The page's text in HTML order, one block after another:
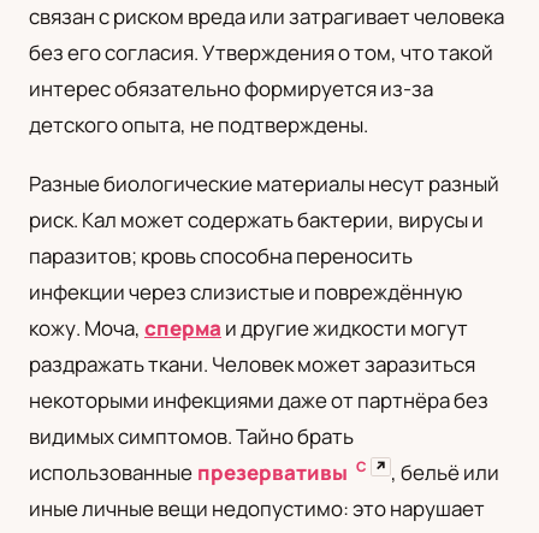
связан с риском вреда или затрагивает человека
без его согласия. Утверждения о том, что такой
интерес обязательно формируется из-за
детского опыта, не подтверждены.
Разные биологические материалы несут разный
риск. Кал может содержать бактерии, вирусы и
паразитов; кровь способна переносить
инфекции через слизистые и повреждённую
кожу. Моча, сперма и другие жидкости могут
раздражать ткани. Человек может заразиться
некоторыми инфекциями даже от партнёра без
видимых симптомов. Тайно брать
использованные презервативы С ↗ , бельё или
иные личные вещи недопустимо: это нарушает